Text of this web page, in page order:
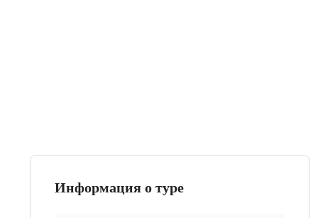
Информация о туре